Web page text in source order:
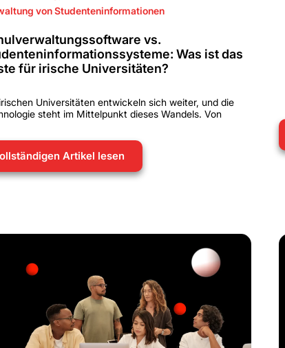
von Studenteninformationen
vs.
Was ist das
für irische Universitäten?
Universitäten entwickeln sich weiter, und die
steht im Mittelpunkt dieses Wandels. Von
Artikel lesen